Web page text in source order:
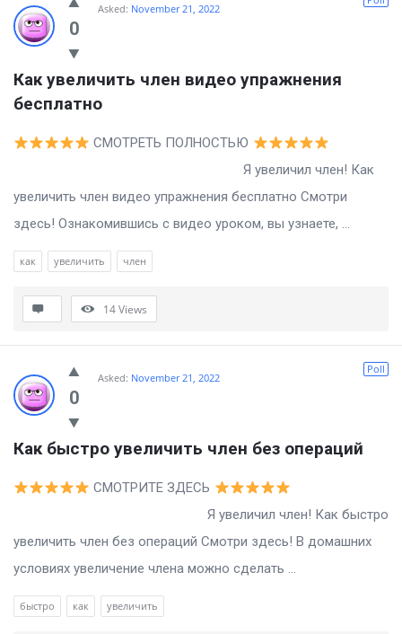
0
Asked: November 21, 2022
Как увеличить член видео упражнения
бесплатно
СМОТРЕТЬ ПОЛНОСТЬЮ
Я увеличил член! Как
увеличить член видео упражнения бесплатно Смотри
здесь! Ознакомившись с видео уроком, вы узнаете, ...
как увеличить член
14Views
0
Poll
Asked: November 21, 2022
Как быстро увеличить член без операций
СМОТРИТЕ ЗДЕСЬ
Я увеличил член! Как быстро
увеличить член без операций Смотри здесь! В домашних
условиях увеличение члена можно сделать ...
быстро как увеличить